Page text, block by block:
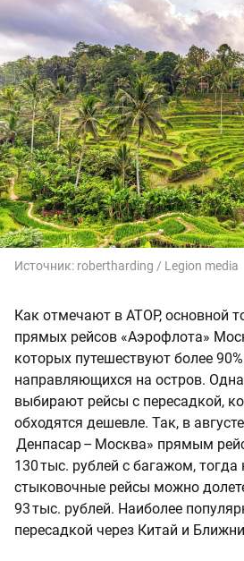
Источник: robertharding / Legion media
Как отмечают в АТОР, основной
прямых рейсов «Аэрофлота»
которых путешествуют более
направляющихся на остров.
выбирают рейсы с пересадкой,
обходятся дешевле. Так, в
Денпасар – Москва» прямым
130 тыс. рублей с багажом, тогда
стыковочные рейсы можно
93 тыс. рублей. Наиболее
пересадкой через Китай и